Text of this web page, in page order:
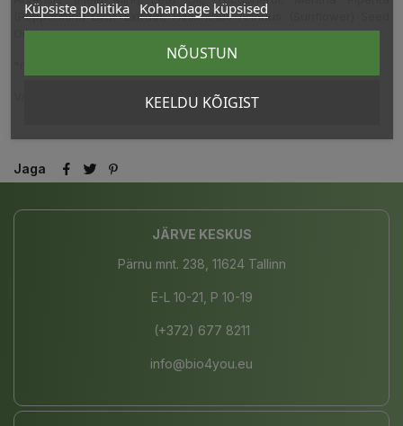
(Peppermint) Leaf Extract, Helianthus Annuus (Sunflower) Seed
Oil, Limonene.
Jaga
JÄRVE KESKUS
Pärnu mnt. 238, 11624 Tallinn
E-L 10-21, P 10-19
(+372) 677 8211
info@bio4you.eu
Küpsiste poliitika Kohandage küpsised
KEELDU KÕIGIST
NÕUSTUN